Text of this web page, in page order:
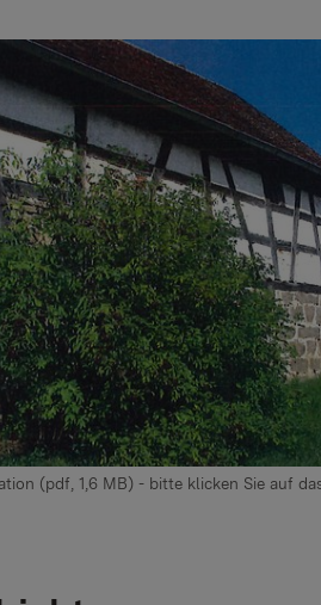
(pdf, 1,6 MB) - bitte klicken Sie auf